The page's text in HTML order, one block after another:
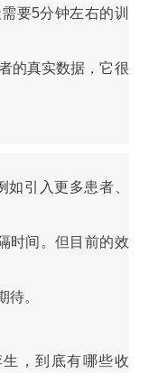
要5分钟左右的训
的真实数据，它很
引入更多患者、
时间。但目前的效
待。
，到底有哪些收